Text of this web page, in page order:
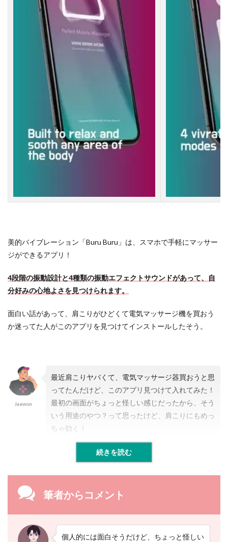
美的バイブレーション「Buru Buru」は、スマホで手軽にマッサー
ジができるアプリ！
4段階の振動設計と4種類の振動エフェクトサウンドがあって、自
分好みの心地よさを見つけられます。
面白い話があって、肩こりがひどくて電気マッサージ機を買おう
か迷ってた人がこのアプリを見つけてインストールしたそう。
Jaewon
最近肩こりヤバくて、電気マッサージ器買おうと思
ってたんだけど、このアプリ見つけて入れてみた！
最初の画面がちょっと怪しい感じだったから、そう
いう用途のやつ？って思ったけど、肩こりにもめっ
ちゃ効く！
続きを読む
筆者からコメント
個人的には面白そうだけど、ちょっと怪しい